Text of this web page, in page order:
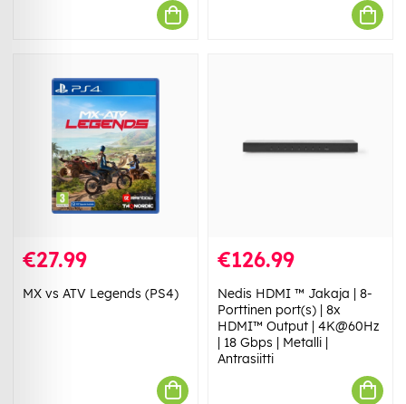
€27.99
MX vs ATV Legends (PS4)
€126.99
Nedis HDMI ™ Jakaja | 8-
Porttinen port(s) | 8x
HDMI™ Output | 4K@60Hz
| 18 Gbps | Metalli |
Antrasiitti